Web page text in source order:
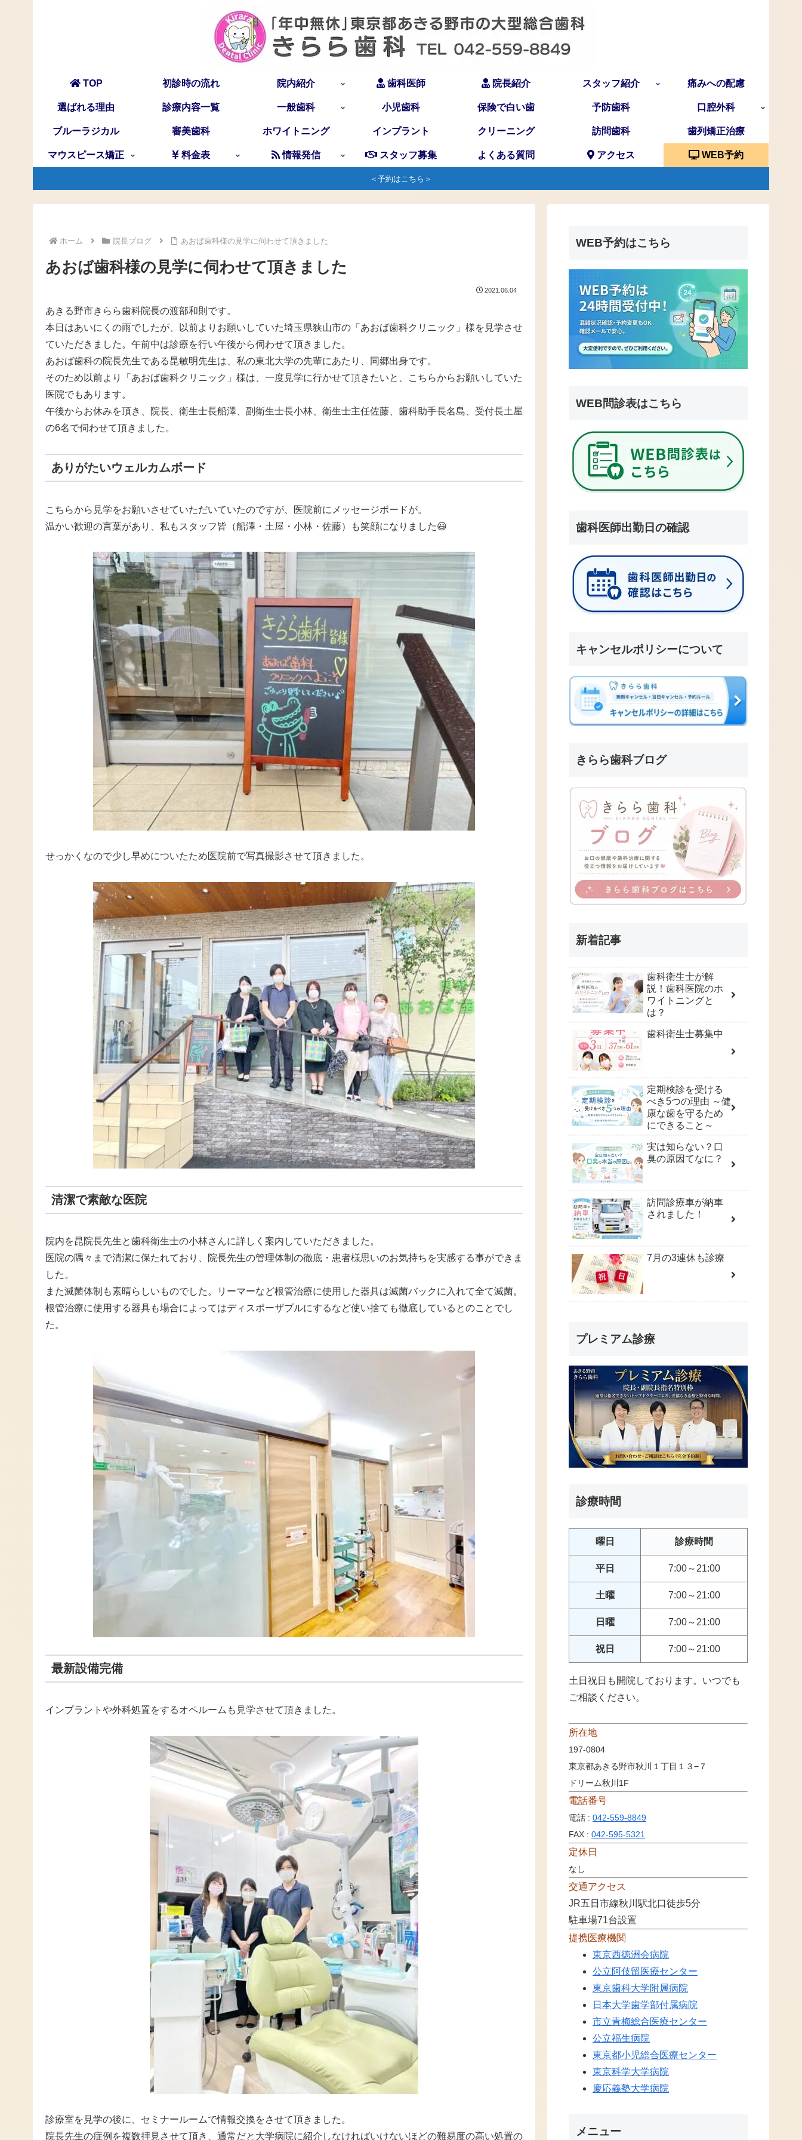
TOP 初診時の流れ 院内紹介 歯科医師 院長紹介 スタッフ紹介 痛みへの配慮
選ばれる理由 診療内容一覧 一般歯科 小児歯科 保険で白い歯 予防歯科 口腔外科
ブルーラジカル 審美歯科 ホワイトニング インプラント クリーニング 訪問歯科 歯列矯正治療
マウスピース矯正 料金表 情報発信 スタッフ募集 よくある質問 アクセス WEB予約
＜予約はこちら＞
ホーム 院長ブログ あおば歯科様の見学に伺わせて頂きました
あおば歯科様の見学に伺わせて頂きました
2021.06.04
あきる野市きらら歯科院長の渡部和則です。
本日はあいにくの雨でしたが、以前よりお願いしていた埼玉県狭山市の「あおば歯科クリニック」様を見学させ
ていただきました。午前中は診療を行い午後から伺わせて頂きました。
あおば歯科の院長先生である昆敏明先生は、私の東北大学の先輩にあたり、同郷出身です。
そのため以前より「あおば歯科クリニック」様は、一度見学に行かせて頂きたいと、こちらからお願いしていた
医院でもあります。
午後からお休みを頂き、院長、衛生士長船澤、副衛生士長小林、衛生士主任佐藤、歯科助手長名島、受付長土屋
の6名で伺わせて頂きました。
ありがたいウェルカムボード
こちらから見学をお願いさせていただいていたのですが、医院前にメッセージボードが。
温かい歓迎の言葉があり、私もスタッフ皆（船澤・土屋・小林・佐藤）も笑顔になりました😃
せっかくなので少し早めについたため医院前で写真撮影させて頂きました。
清潔で素敵な医院
院内を昆院長先生と歯科衛生士の小林さんに詳しく案内していただきました。
医院の隅々まで清潔に保たれており、院長先生の管理体制の徹底・患者様思いのお気持ちを実感する事ができま
した。
また滅菌体制も素晴らしいものでした。リーマーなど根管治療に使用した器具は滅菌バックに入れて全て滅菌。
根管治療に使用する器具も場合によってはディスポーザブルにするなど使い捨ても徹底しているとのことでし
た。
最新設備完備
インプラントや外科処置をするオペルームも見学させて頂きました。
診療室を見学の後に、セミナールームで情報交換をさせて頂きました。
院長先生の症例を複数拝見させて頂き、通常だと大学病院に紹介しなければいけないほどの難易度の高い処置の
WEB予約はこちら
WEB問診表はこちら
歯科医師出勤日の確認
キャンセルポリシーについて
きらら歯科ブログ
新着記事
歯科衛生士が解
説！歯科医院のホ
ワイトニングと
は？
歯科衛生士募集中
定期検診を受ける
べき5つの理由 ～健
康な歯を守るため
にできること～
実は知らない？口
臭の原因てなに？
訪問診療車が納車
されました！
7月の3連休も診療
プレミアム診療
診療時間
曜日 診療時間
平日 7:00～21:00
土曜 7:00～21:00
日曜 7:00～21:00
祝日 7:00～21:00
土日祝日も開院しております。いつでも
ご相談ください。
所在地
197-0804
東京都あきる野市秋川１丁目１３−７
ドリーム秋川1F
電話番号
電話 : 042-559-8849
FAX : 042-595-5321
定休日
なし
交通アクセス
JR五日市線秋川駅北口徒歩5分
駐車場71台設置
提携医療機関
東京西徳洲会病院
公立阿伎留医療センター
東京歯科大学附属病院
日本大学歯学部付属病院
市立青梅総合医療センター
公立福生病院
東京都小児総合医療センター
東京科学大学病院
慶応義塾大学病院
メニュー